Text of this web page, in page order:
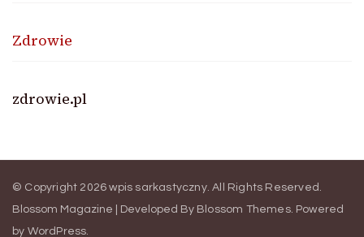
Zdrowie
zdrowie.pl
© Copyright 2026wpis sarkastyczny. All Rights Reserved.
Blossom Magazine | Developed By Blossom Themes. Powered
by WordPress.